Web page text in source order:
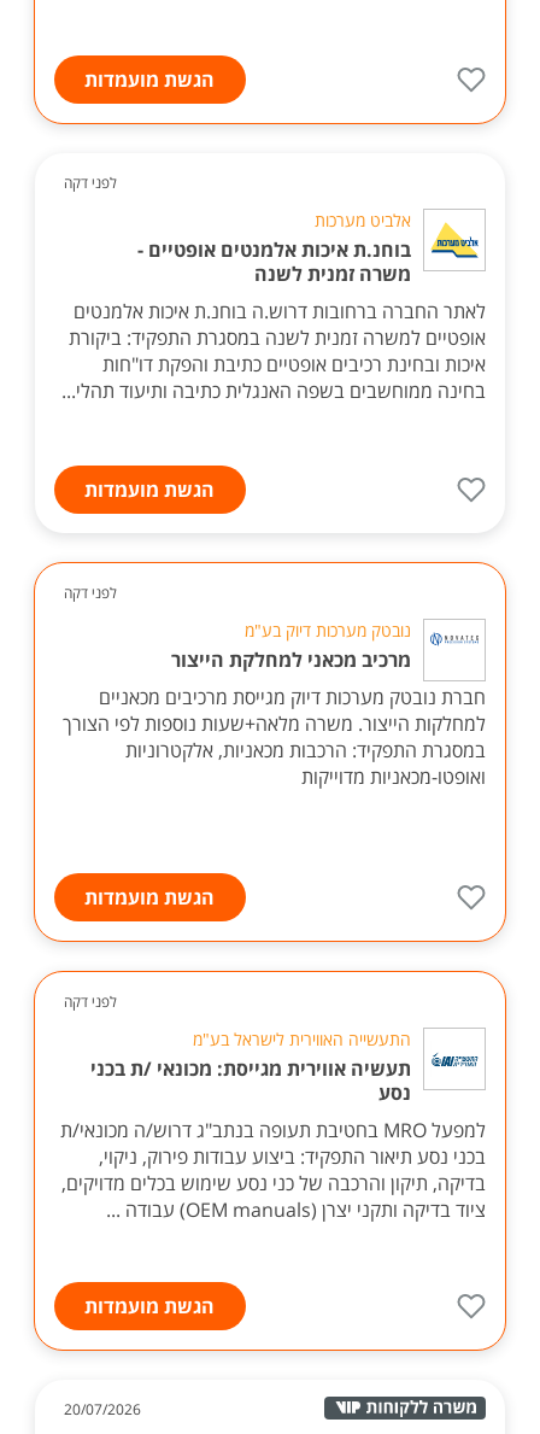
הגשת מועמדות
לפני דקה
אלביט מערכות
בוחנ.ת איכות אלמנטים אופטיים -
משרה זמנית לשנה
לאתר החברה ברחובות דרוש.ה בוחנ.ת איכות אלמנטים
אופטיים למשרה זמנית לשנה במסגרת התפקיד: ביקורת
איכות ובחינת רכיבים אופטיים כתיבת והפקת דו"חות
בחינה ממוחשבים בשפה האנגלית כתיבה ותיעוד תהלי...
הגשת מועמדות
לפני דקה
נובטק מערכות דיוק בע"מ
מרכיב מכאני למחלקת הייצור
חברת נובטק מערכות דיוק מגייסת מרכיבים מכאניים
למחלקות הייצור. משרה מלאה+שעות נוספות לפי הצורך
במסגרת התפקיד: הרכבות מכאניות, אלקטרוניות
ואופטו-מכאניות מדוייקות
הגשת מועמדות
לפני דקה
התעשייה האווירית לישראל בע"מ
תעשיה אווירית מגייסת: מכונאי /ת בכני
נסע
למפעל MRO בחטיבת תעופה בנתב"ג דרוש/ה מכונאי/ת
בכני נסע תיאור התפקיד: ביצוע עבודות פירוק, ניקוי,
בדיקה, תיקון והרכבה של כני נסע שימוש בכלים מדויקים,
ציוד בדיקה ותקני יצרן (OEM manuals) עבודה ...
הגשת מועמדות
20/07/2026